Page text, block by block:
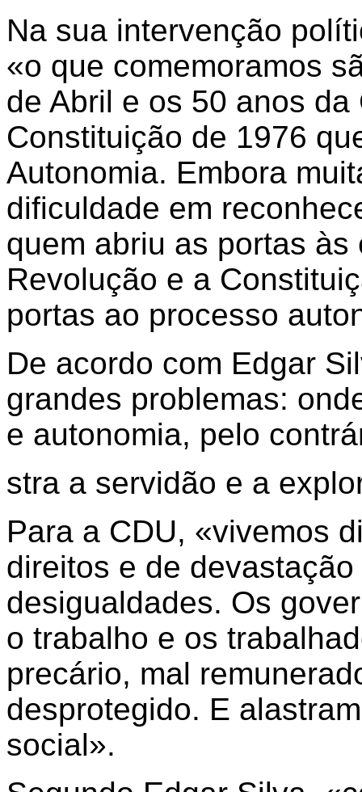
Na sua intervenção
«o que comemoramos
de Abril e os 50 anos
Constituição de 1976
Autonomia. Embora
dificuldade em
quem abriu as portas
Revolução e a
portas ao processo
De acordo com Edgar
grandes problemas:
e autonomia, pelo
stra a servidão e a
Para a CDU, «vivemos
direitos e de
desigualdades. Os
o trabalho e os
precário, mal
desprotegido. E
social».